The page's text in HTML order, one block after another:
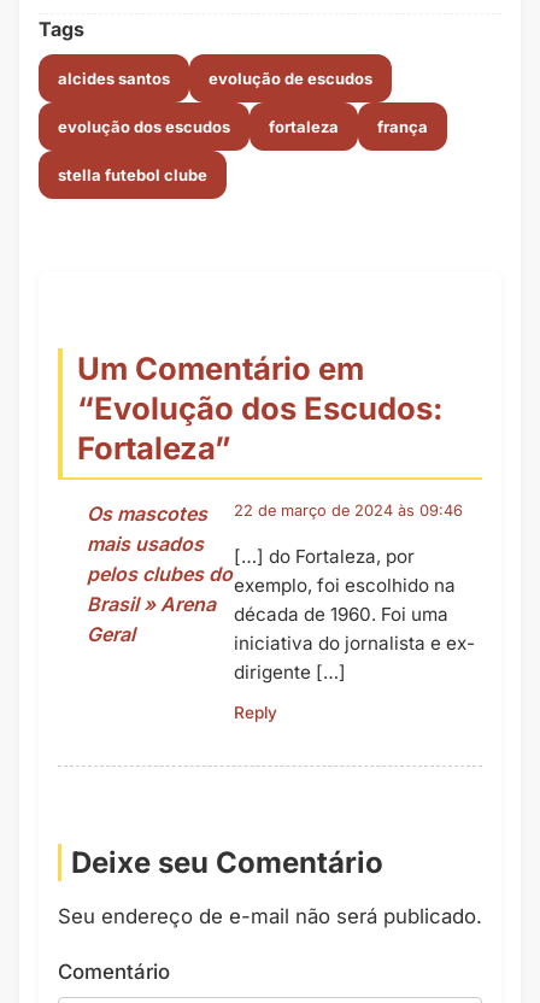
Tags
alcides santos evolução de escudos
evolução dos escudos fortaleza frança
stella futebol clube
Um Comentário em
“Evolução dos Escudos:
Fortaleza”
Os mascotes
mais usados
pelos clubes do
Brasil » Arena
Geral
22 de março de 2024 às 09:46
[…] do Fortaleza, por
exemplo, foi escolhido na
década de 1960. Foi uma
iniciativa do jornalista e ex-
dirigente […]
Reply
Deixe seu Comentário
Seu endereço de e-mail não será publicado.
Comentário